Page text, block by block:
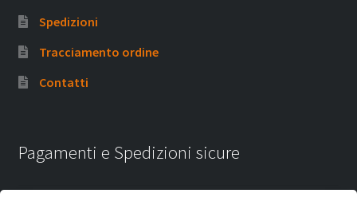
Spedizioni
Tracciamento ordine
Contatti
Pagamenti e Spedizioni sicure